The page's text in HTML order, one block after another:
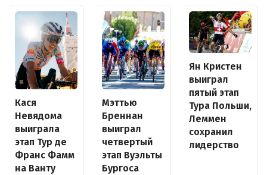
Кася
Невядома
выиграла
этап Тур де
Франс Фамм
на Ванту
Мэттью
Бреннан
выиграл
четвертый
этап Вуэльты
Бургоса
Ян Кристен
выиграл
пятый этап
Тура Польши,
Леммен
сохранил
лидерство